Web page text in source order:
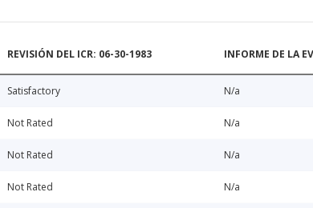
REVISIÓN DEL ICR: 06-30-1983 INFORME DE LA
Satisfactory N/a
Not Rated N/a
Not Rated N/a
Not Rated N/a